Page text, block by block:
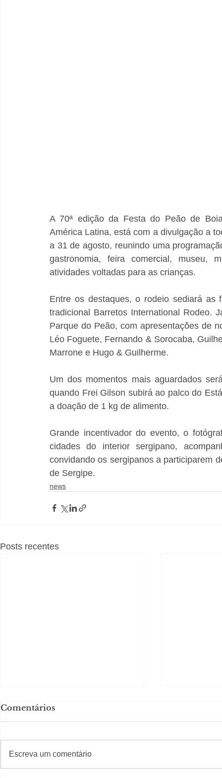
A 70ª edição da Festa do Peão de
América Latina, está com a divulgação a
a 31 de agosto, reunindo uma
gastronomia, feira comercial, museu,
atividades voltadas para as crianças.
Entre os destaques, o rodeio sediará as
tradicional Barretos International Rodeo.
Parque do Peão, com apresentações de
Léo Foguete, Fernando & Sorocaba,
Marrone e Hugo & Guilherme.
Um dos momentos mais aguardados
quando Frei Gilson subirá ao palco do
a doação de 1 kg de alimento.
Grande incentivador do evento, o
cidades do interior sergipano,
convidando os sergipanos a participarem
de Sergipe.
news
Posts recentes
Agenda
Comentários
Escreva um comentário
#Sugestões